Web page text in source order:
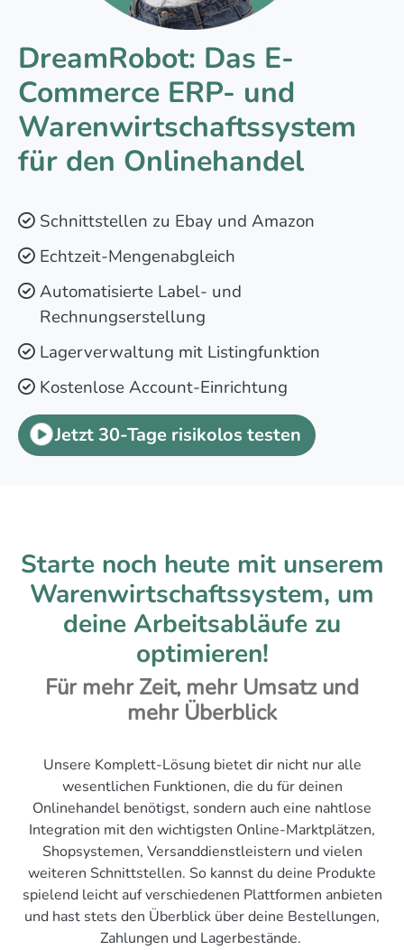
DreamRobot: Das E-
Commerce ERP- und
Warenwirtschaftssystem
für den Onlinehandel
Schnittstellen zu Ebay und Amazon
Echtzeit-Mengenabgleich
Automatisierte Label- und
Rechnungserstellung
Lagerverwaltung mit Listingfunktion
Kostenlose Account-Einrichtung
Jetzt 30-Tage risikolos testen
Starte noch heute mit unserem
Warenwirtschaftssystem, um
deine Arbeitsabläufe zu
optimieren!
Für mehr Zeit, mehr Umsatz und
mehr Überblick
Unsere Komplett-Lösung bietet dir nicht nur alle
wesentlichen Funktionen, die du für deinen
Onlinehandel benötigst, sondern auch eine nahtlose
Integration mit den wichtigsten Online-Marktplätzen,
Shopsystemen, Versanddienstleistern und vielen
weiteren Schnittstellen. So kannst du deine Produkte
spielend leicht auf verschiedenen Plattformen anbieten
und hast stets den Überblick über deine Bestellungen,
Zahlungen und Lagerbestände.